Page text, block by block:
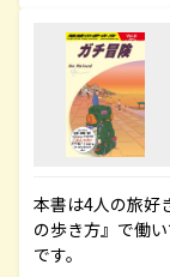
本書は4人の旅好
の歩き方』で働
です。